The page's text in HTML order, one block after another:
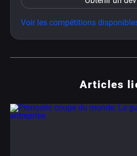
Voir les compétitions
Articles